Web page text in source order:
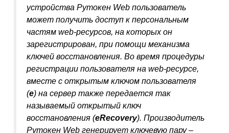
устройства Рутокен Web пользователь
может получить доступ к персональным
частям web-ресурсов, на которых он
зарегистрирован, при помощи механизма
ключей восстановления. Во время процедуры
регистрации пользователя на web-ресурсе,
вместе с открытым ключом пользователя
(e) на сервер также передается так
называемый открытый ключ
восстановления (eRecovery). Производитель
Рутокен Web генерирует ключевую пару –